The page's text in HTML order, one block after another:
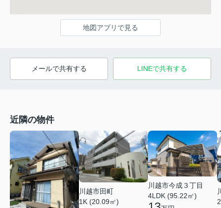
地図アプリで見る
メールで共有する LINEで共有する
近隣の物件
川越市田町
1K (20.09㎡)
川越市今成３丁目
4LDK (95.22㎡)